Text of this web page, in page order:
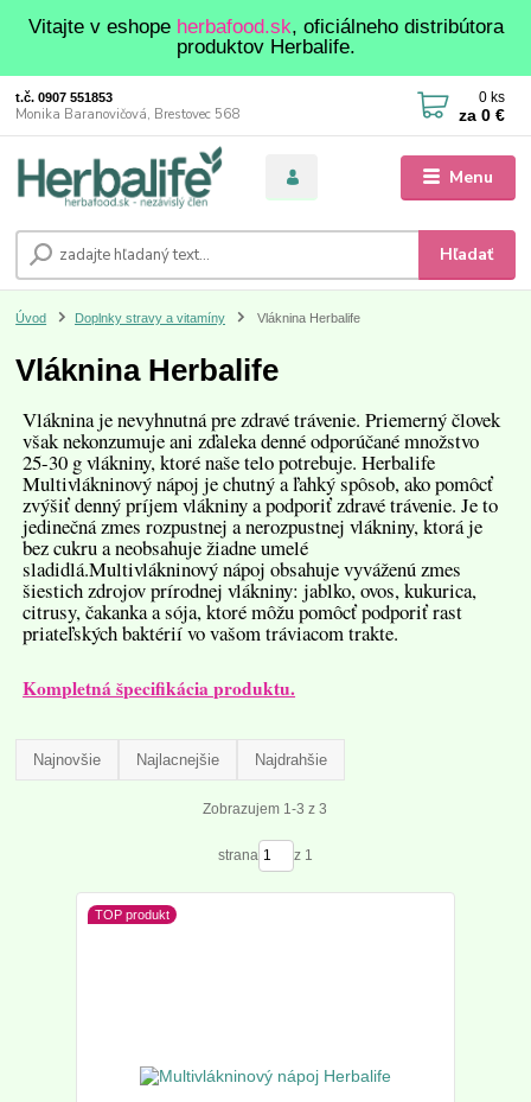
Vitajte v eshope herbafood.sk, oficiálneho distribútora
produktov Herbalife.
Menu
Hľadať
t.č. 0907 551853
Monika Baranovičová, Brestovec 568
0ks
za 0 €
Úvod Doplnky stravy a vitamíny Vláknina Herbalife
Vláknina Herbalife
Vláknina je nevyhnutná pre zdravé trávenie. Priemerný človek
však nekonzumuje ani zďaleka denné odporúčané množstvo
25-30 g vlákniny, ktoré naše telo potrebuje. Herbalife
Multivlákninový nápoj je chutný a ľahký spôsob, ako pomôcť
zvýšiť denný príjem vlákniny a podporiť zdravé trávenie. Je to
jedinečná zmes rozpustnej a nerozpustnej vlákniny, ktorá je
bez cukru a neobsahuje žiadne umelé
sladidlá.Multivlákninový nápoj obsahuje vyváženú zmes
šiestich zdrojov prírodnej vlákniny: jablko, ovos, kukurica,
citrusy, čakanka a sója, ktoré môžu pomôcť podporiť rast
priateľských baktérií vo vašom tráviacom trakte.
Kompletná špecifikácia produktu.
Najnovšie Najlacnejšie Najdrahšie
Zobrazujem 1-3 z 3
strana z 1
TOP produkt